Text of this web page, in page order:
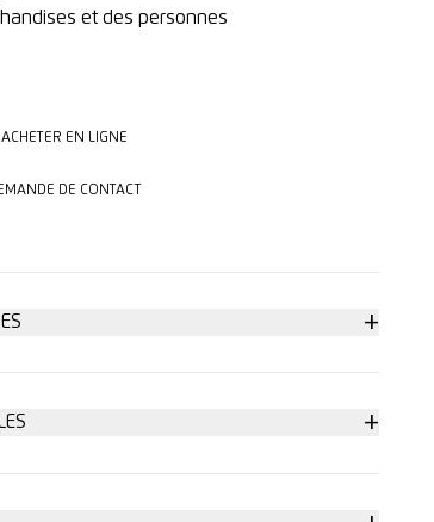
et des personnes
ACHETER EN LIGNE
DE CONTACT
+
+